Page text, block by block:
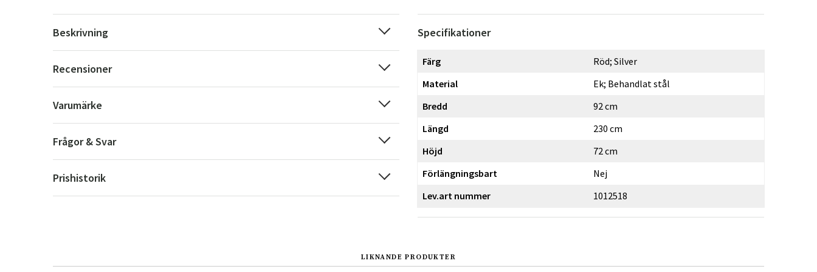
Beskrivning
Recensioner
Varumärke
Frågor & Svar
Prishistorik
Specifikationer
Färg
Röd; Silver
Material
Ek; Behandlat stål
Bredd
92 cm
Längd
230 cm
Höjd
72 cm
Förlängningsbart
Nej
Lev.art nummer
1012518
LIKNANDE PRODUKTER